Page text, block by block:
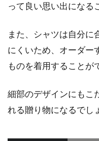
って良い思い出になる
また、シャツは自分に
にくいため、オーダー
ものを着用することが
細部のデザインにもこ
れる贈り物になるでし